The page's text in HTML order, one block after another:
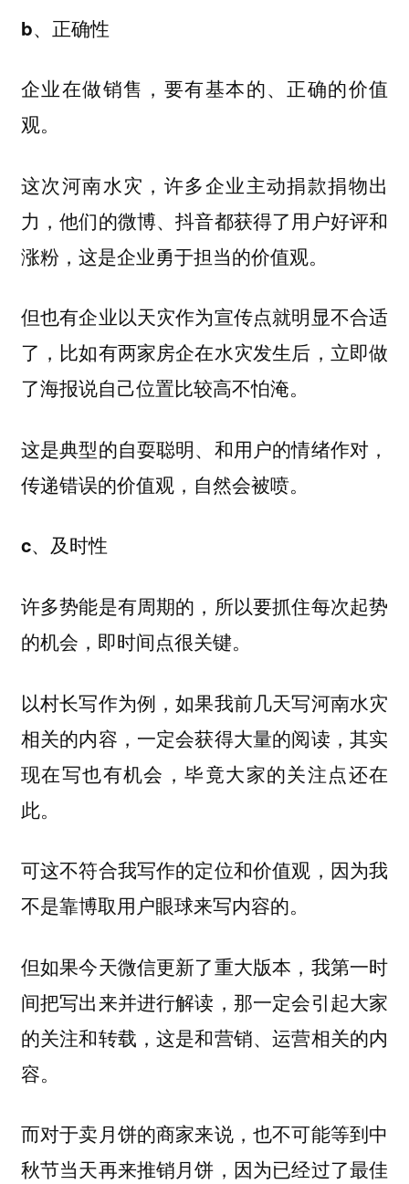
b、正确性
企业在做销售，要有基本的、正确的价值
观。
这次河南水灾，许多企业主动捐款捐物出
力，他们的微博、抖音都获得了用户好评和
涨粉，这是企业勇于担当的价值观。
但也有企业以天灾作为宣传点就明显不合适
了，比如有两家房企在水灾发生后，立即做
了海报说自己位置比较高不怕淹。
这是典型的自耍聪明、和用户的情绪作对，
传递错误的价值观，自然会被喷。
c、及时性
许多势能是有周期的，所以要抓住每次起势
的机会，即时间点很关键。
以村长写作为例，如果我前几天写河南水灾
相关的内容，一定会获得大量的阅读，其实
现在写也有机会，毕竟大家的关注点还在
此。
可这不符合我写作的定位和价值观，因为我
不是靠博取用户眼球来写内容的。
但如果今天微信更新了重大版本，我第一时
间把写出来并进行解读，那一定会引起大家
的关注和转载，这是和营销、运营相关的内
容。
而对于卖月饼的商家来说，也不可能等到中
秋节当天再来推销月饼，因为已经过了最佳